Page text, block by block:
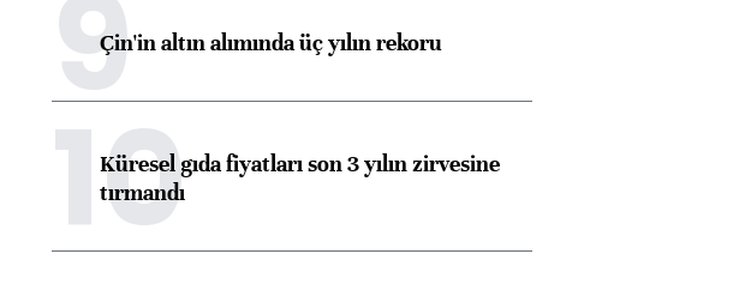
9Çin'in altın alımında üç yılın rekoru
10
Küresel gıda fiyatları son 3 yılın zirvesine
tırmandı